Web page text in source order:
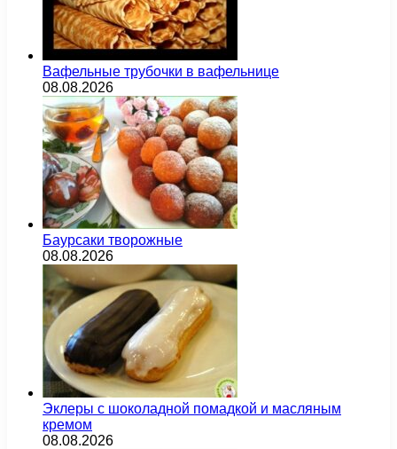
Вафельные трубочки в вафельнице
08.08.2026
Баурсаки творожные
08.08.2026
Эклеры с шоколадной помадкой и масляным
кремом
08.08.2026